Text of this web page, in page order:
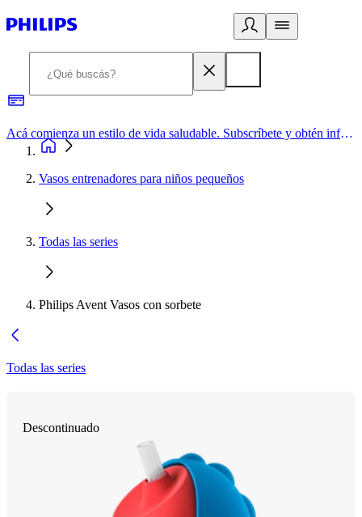
Acá comienza un estilo de vida saludable. Subscríbete y obtén información de primera mano
Vasos entrenadores para niños pequeños
Todas las series
Philips Avent Vasos con sorbete
Todas las series
Descontinuado